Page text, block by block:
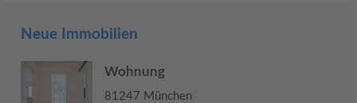
Neue Immobilien
Wohnung
81247 München